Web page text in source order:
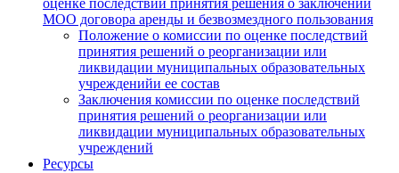
оценке последствий принятия решения о заключении
МОО договора аренды и безвозмездного пользования
Положение о комиссии по оценке последствий
принятия решений о реорганизации или
ликвидации муниципальных образовательных
учрежденийи ее состав
Заключения комиссии по оценке последствий
принятия решений о реорганизации или
ликвидации муниципальных образовательных
учреждений
Ресурсы